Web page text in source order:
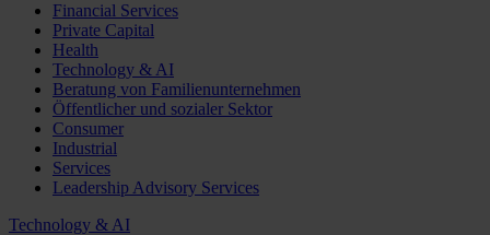
Financial Services
Private Capital
Health
Technology & AI
Beratung von Familienunternehmen
Öffentlicher und sozialer Sektor
Consumer
Industrial
Services
Leadership Advisory Services
Technology & AI